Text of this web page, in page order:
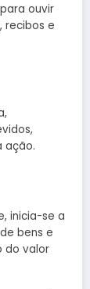
ouvir
recibos e
ação.
inicia-se a
bens e
do valor